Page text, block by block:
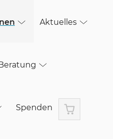
Aktuelles
Spenden Warenkorb